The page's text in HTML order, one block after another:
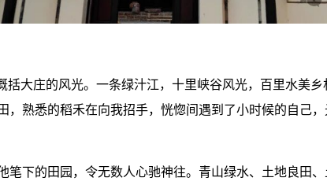
括大庄的风光。 一条绿汁江，十里峡谷风光，百里水美
，熟悉的稻禾在向我招手，恍惚间遇到了小时候的自己
笔下的田园，令无数人心驰神往。青山绿水、土地良田